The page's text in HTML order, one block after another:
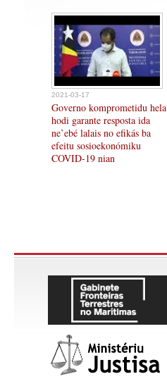
2021-03-17
Governo komprometidu hela
hodi garante resposta ida
ne’ebé lalais no efikás ba
efeitu sosioekonómiku
COVID-19 nian